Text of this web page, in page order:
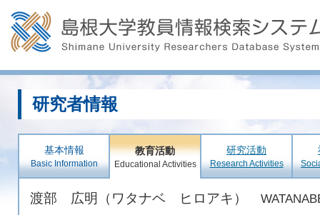
研究者情報
基本情報
Basic Information
教育活動
Educational Activities
研究活動
Research Activities
渡部 広明（ワタナベ ヒロアキ）